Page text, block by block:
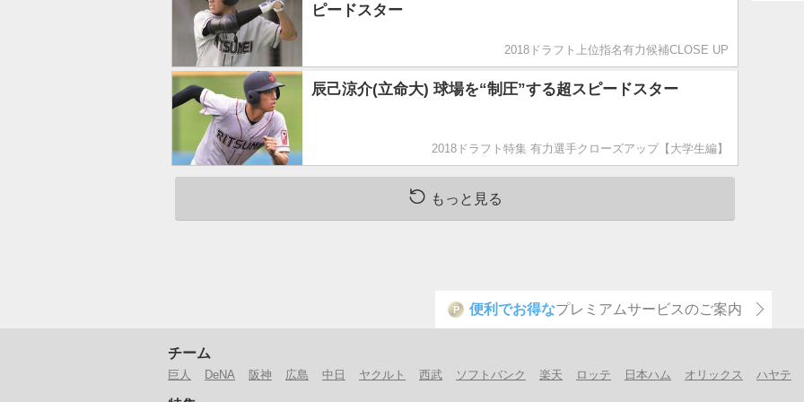
ピードスター
2018ドラフト上位指名有力候補CLOSE UP
辰己涼介(立命大) 球場を“制圧”する超スピードスター
2018ドラフト特集 有力選手クローズアップ【大学生編】
もっと見る
P 便利でお得なプレミアムサービスのご案内
チーム
巨人 DeNA 阪神 広島 中日 ヤクルト 西武 ソフトバンク 楽天 ロッテ 日本ハム オリックス ハヤテ